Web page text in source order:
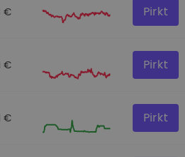
€ Pirkt
€ Pirkt
€ Pirkt